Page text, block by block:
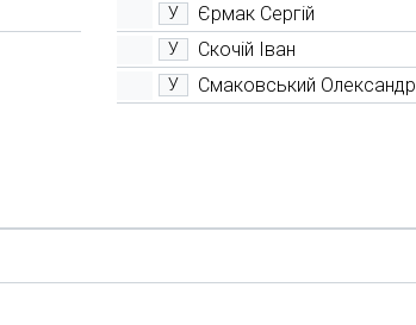
У Єрмак Сергій
У Скочій Іван
У Смаковський Олександр